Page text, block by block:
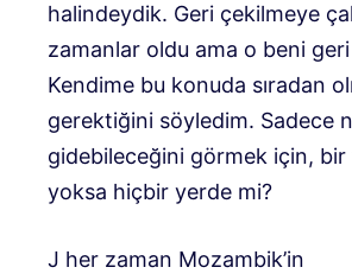
halindeydik. Geri çekilmeye
zamanlar oldu ama o beni
Kendime bu konuda sıradan
gerektiğini söyledim. Sadece
gidebileceğini görmek için, bir
yoksa hiçbir yerde mi?
J her zaman Mozambik’in